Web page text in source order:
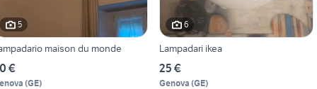
5
maison du monde
€
(GE)
6
Lampadari ikea
25 €
Genova (GE)